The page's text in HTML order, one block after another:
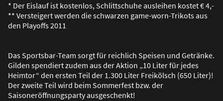
* Der Eislauf ist kostenlos, Schlittschuhe ausleihen kostet € 4,-
** Versteigert werden die schwarzen game-worn-Trikots aus
den Playoffs 2011
Das Sportsbar-Team sorgt für reichlich Speisen und Getränke.
Gilden spendiert zudem aus der Aktion „10 Liter für jedes
Heimtor“ den ersten Teil der 1.300 Liter Freikölsch (650 Liter)!
Der zweite Teil wird beim Sommerfest bzw. der
Saisoneröffnungsparty ausgeschenkt!